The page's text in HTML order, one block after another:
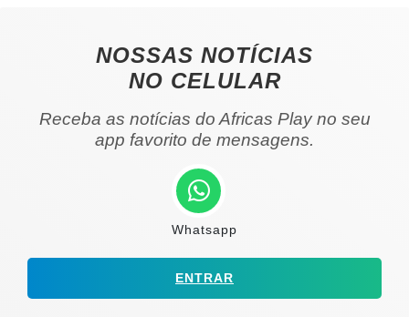
NOSSAS NOTÍCIAS
NO CELULAR
Receba as notícias do Africas Play no seu
app favorito de mensagens.
Whatsapp
ENTRAR